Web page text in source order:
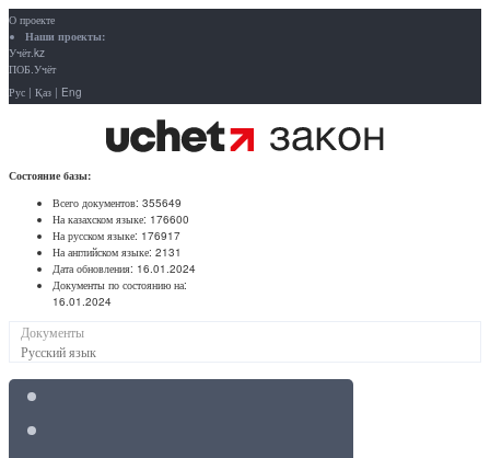
О проекте
Наши проекты:
Учёт.kz
ПОБ.Учёт
Рус | Қаз | Eng
Состояние базы:
Всего документов: 355649
На казахском языке: 176600
На русском языке: 176917
На английском языке: 2131
Дата обновления: 16.01.2024
Документы по состоянию на:
16.01.2024
Документы
Русский язык